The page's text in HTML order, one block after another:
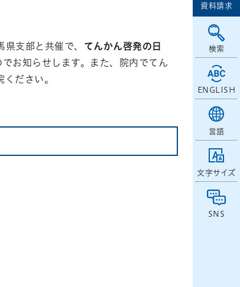
資料請求
検索
ENGLISH
言語
文字サイズ
SNS
支部と共催で、 てんかん啓発の日
お知らせします。また、院内でてん
ださい。